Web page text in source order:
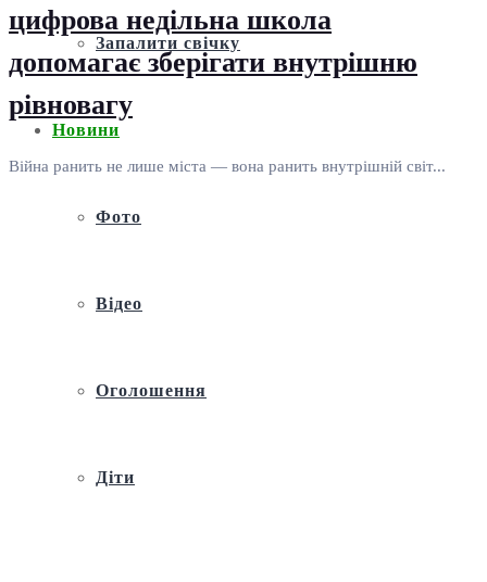
Запалити свічку
Новини
Фото
Відео
Оголошення
Діти
цифрова недільна школа
допомагає зберігати внутрішню
рівновагу
Війна ранить не лише міста — вона ранить внутрішній світ...